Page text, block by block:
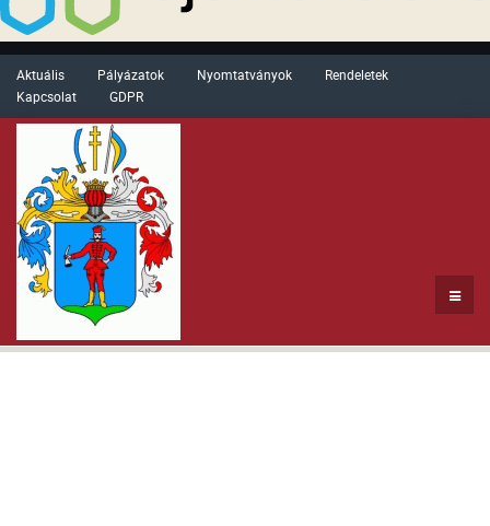
Aktuális Pályázatok Nyomtatványok
Rendeletek
Kapcsolat
GDPR